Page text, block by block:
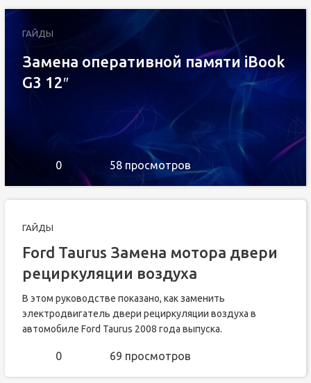
ГАЙДЫ
Замена оперативной памяти iBook
G3 12″
0 58 просмотров
ГАЙДЫ
Ford Taurus Замена мотора двери
рециркуляции воздуха
В этом руководстве показано, как заменить
электродвигатель двери рециркуляции воздуха в
автомобиле Ford Taurus 2008 года выпуска.
0 69 просмотров